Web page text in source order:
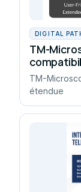
DIGITAL
TM-
TM-
étendue